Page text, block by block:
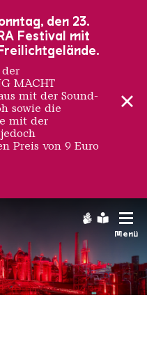
Menü
in Rot
den 23.
Festival mit
der
MACHT
mit der Sound-
sowie die
mit der
Preis von 9 Euro